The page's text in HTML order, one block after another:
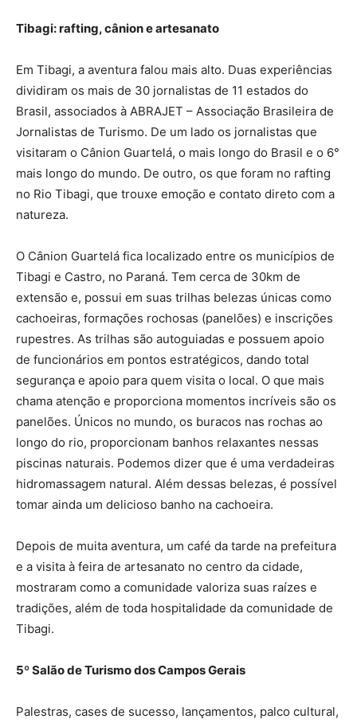
Tibagi: rafting, cânion e artesanato
Em Tibagi, a aventura falou mais alto. Duas experiências
dividiram os mais de 30 jornalistas de 11 estados do
Brasil, associados à ABRAJET – Associação Brasileira de
Jornalistas de Turismo. De um lado os jornalistas que
visitaram o Cânion Guartelá, o mais longo do Brasil e o 6°
mais longo do mundo. De outro, os que foram no rafting
no Rio Tibagi, que trouxe emoção e contato direto com a
natureza.
O Cânion Guartelá fica localizado entre os municípios de
Tibagi e Castro, no Paraná. Tem cerca de 30km de
extensão e, possui em suas trilhas belezas únicas como
cachoeiras, formações rochosas (panelões) e inscrições
rupestres. As trilhas são autoguiadas e possuem apoio
de funcionários em pontos estratégicos, dando total
segurança e apoio para quem visita o local. O que mais
chama atenção e proporciona momentos incríveis são os
panelões. Únicos no mundo, os buracos nas rochas ao
longo do rio, proporcionam banhos relaxantes nessas
piscinas naturais. Podemos dizer que é uma verdadeiras
hidromassagem natural. Além dessas belezas, é possível
tomar ainda um delicioso banho na cachoeira.
Depois de muita aventura, um café da tarde na prefeitura
e a visita à feira de artesanato no centro da cidade,
mostraram como a comunidade valoriza suas raízes e
tradições, além de toda hospitalidade da comunidade de
Tibagi.
5º Salão de Turismo dos Campos Gerais
Palestras, cases de sucesso, lançamentos, palco cultural,